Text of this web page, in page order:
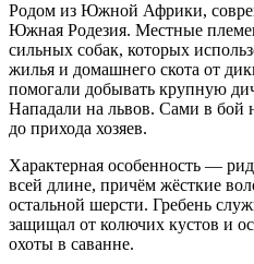
Родом из Южной Африки,
Южная Родезия. Местные
сильных собак, которых
жилья и домашнего скота от
помогали добывать крупную
Нападали на львов. Сами в бой
до прихода хозяев.
Характерная особенность —
всей длине, причём жёсткие
остальной шерсти. Гребень
защищал от колючих кустов и
охоты в саванне.